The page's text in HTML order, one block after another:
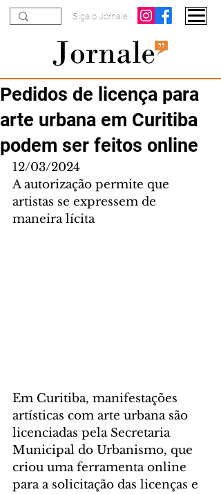
Siga o Jornale
Pedidos de licença para
arte urbana em Curitiba
podem ser feitos online
12/03/2024
A autorização permite que
artistas se expressem de
maneira lícita
Em Curitiba, manifestações
artísticas com arte urbana são
licenciadas pela Secretaria
Municipal do Urbanismo, que
criou uma ferramenta online
para a solicitação das licenças e